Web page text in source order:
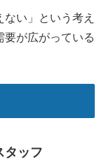
い」という考え
要が広がっている
タッフ